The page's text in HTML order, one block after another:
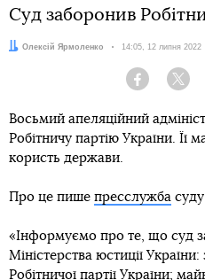
Суд заборонив
Автор:
Олексій Ярмоленко Дата:
14:05, 12 липня 2022
Facebook
Восьмий апеляційний
Робітничу партію України. Її
користь держави.
Про це пише пресслужба
«Інформуємо про те, що суд
Міністерства юстиції
Робітничої партії України;